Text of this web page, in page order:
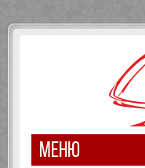
МЕНЮ